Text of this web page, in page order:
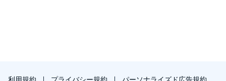
本作の特徴的な点は、物語が非常に人間味にあふれていて、